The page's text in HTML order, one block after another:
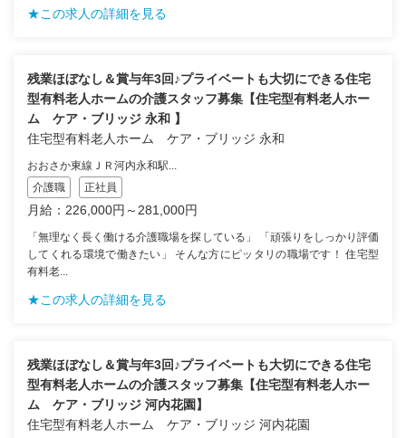
★この求人の詳細を見る
残業ほぼなし＆賞与年3回♪プライベートも大切にできる住宅
型有料老人ホームの介護スタッフ募集【住宅型有料老人ホー
ム ケア・ブリッジ 永和 】
住宅型有料老人ホーム ケア・ブリッジ 永和
おおさか東線ＪＲ河内永和駅...
介護職
正社員
月給：226,000円～281,000円
「無理なく長く働ける介護職場を探している」 「頑張りをしっかり評価
してくれる環境で働きたい」 そんな方にピッタリの職場です！ 住宅型
有料老...
★この求人の詳細を見る
残業ほぼなし＆賞与年3回♪プライベートも大切にできる住宅
型有料老人ホームの介護スタッフ募集【住宅型有料老人ホー
ム ケア・ブリッジ 河内花園】
住宅型有料老人ホーム ケア・ブリッジ 河内花園